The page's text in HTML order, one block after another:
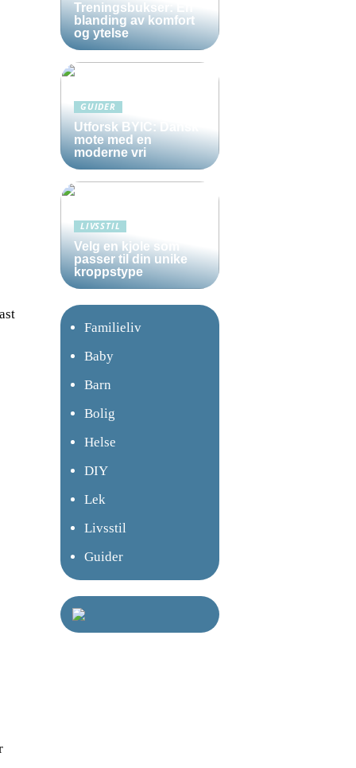
Treningsbukser: En
blanding av komfort
og ytelse
GUIDER
Utforsk BYIC: Dansk
mote med en
moderne vri
LIVSSTIL
Velg en kjole som
passer til din unike
kroppstype
Familieliv
Baby
Barn
Bolig
Helse
DIY
Lek
Livsstil
Guider